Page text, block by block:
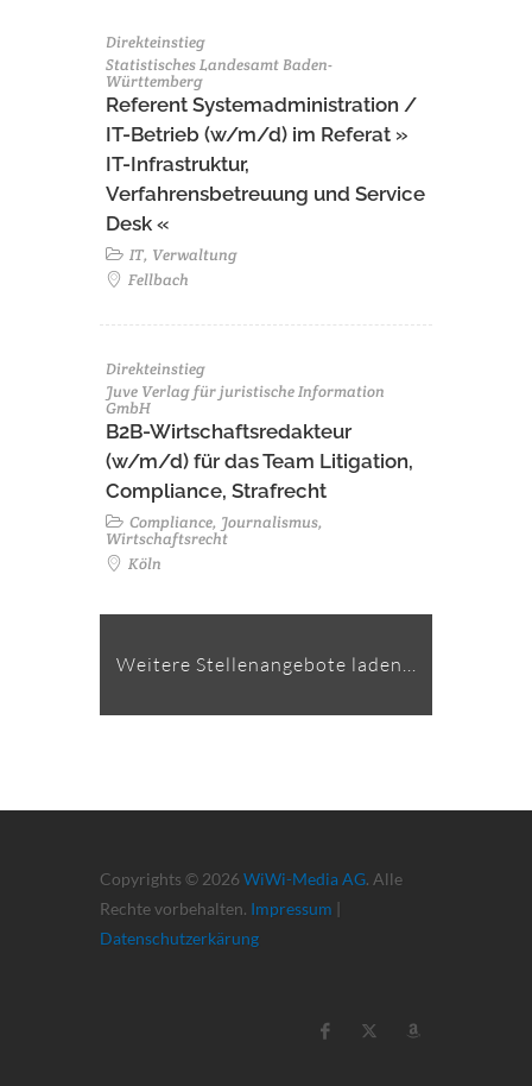
Direkteinstieg
Statistisches Landesamt Baden-
Württemberg
Referent Systemadministration /
IT-Betrieb (w/m/d) im Referat »
IT-Infrastruktur,
Verfahrensbetreuung und Service
Desk «
IT, Verwaltung
Fellbach
Direkteinstieg
Juve Verlag für juristische Information
GmbH
B2B-Wirtschaftsredakteur
(w/m/d) für das Team Litigation,
Compliance, Strafrecht
Compliance, Journalismus,
Wirtschaftsrecht
Köln
Weitere Stellenangebote laden...
Copyrights © 2026 WiWi-Media AG. Alle
Rechte vorbehalten. Impressum |
Datenschutzerkärung